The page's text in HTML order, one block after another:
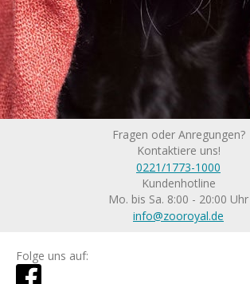
Fragen oder Anregungen?
Kontaktiere uns!
0221/1773-1000
Kundenhotline
Mo. bis Sa. 8:00 - 20:00 Uhr
info@zooroyal.de
Folge uns auf: